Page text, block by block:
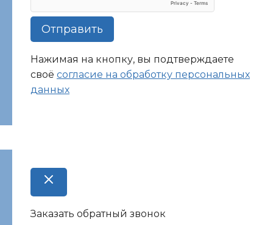
Отправить
Нажимая на кнопку, вы подтверждаете
своё согласие на обработку персональных
данных
Заказать обратный звонок